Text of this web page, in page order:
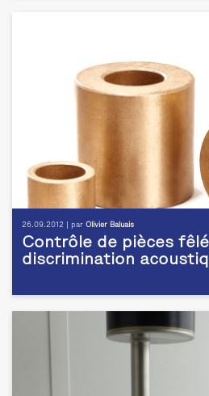
26.09.2012 | par Olivier Baluais
Contrôle de pièces
discrimination